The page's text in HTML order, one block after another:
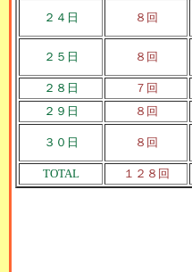
２４日 ８回
２５日 ８回
２８日
７回
２９日
８回
３０日 ８回
TOTAL
１２８回